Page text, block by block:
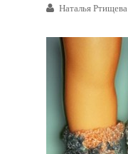
Наталья Ртищева